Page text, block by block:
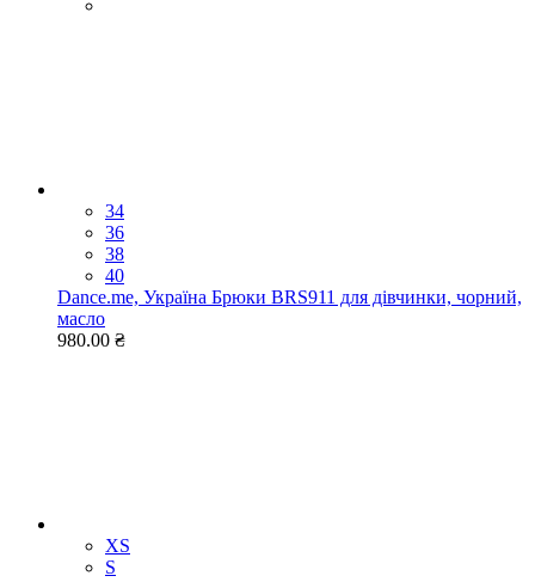
34
36
38
40
Dance.me, Україна Брюки BRS911 для дівчинки, чорний,
масло
980.00 ₴
XS
S